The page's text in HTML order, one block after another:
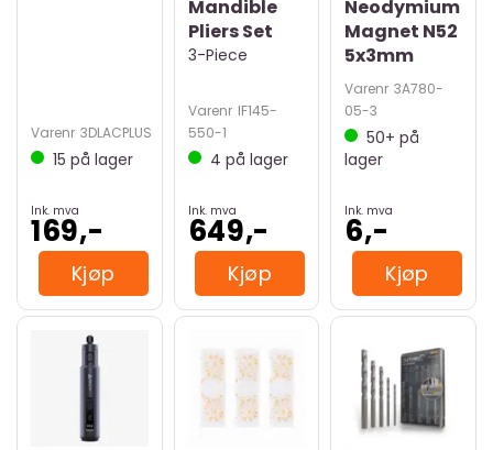
Varenr 3DLACPLUS
15 på lager
Ink. mva
169,-
Kjøp
Mandible
Pliers Set
3-Piece
Varenr IF145-
550-1
4 på lager
Ink. mva
649,-
Kjøp
Neodymium
Magnet N52
5x3mm
Varenr 3A780-
05-3
50+ på
lager
Ink. mva
6,-
Kjøp